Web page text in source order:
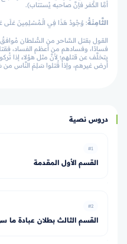
أمَّا الكفر فإنَّ صاحبه يُستتاب).
الثَّامِنَةُ: وُجُودُ هَذَا فِي الْـمُسْلِمِينَ عَلَى
القول بقتل السَّاحر من السُّلطان
فسادًا، وفسادهم من أعظم الفساد،
يتخلَّف عن قتلهم؛ لأنَّ مثل هؤلاء إذا
أرض غيرهم، وإذا قُتلوا سَلِمَ النَّاس
دروس نصية
#1
القسم الأول المقدمة
#2
القسم الثالث بطلان عبادة ما